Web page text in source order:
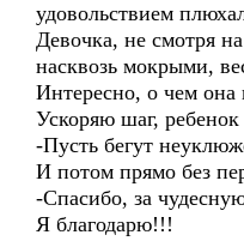
удовольствием
Девочка, не смотря
насквозь мокрыми,
Интересно, о чем она
Ускоряю шаг, ребенок
-Пусть бегут
И потом прямо без
-Спасибо, за
Я благодарю!!!